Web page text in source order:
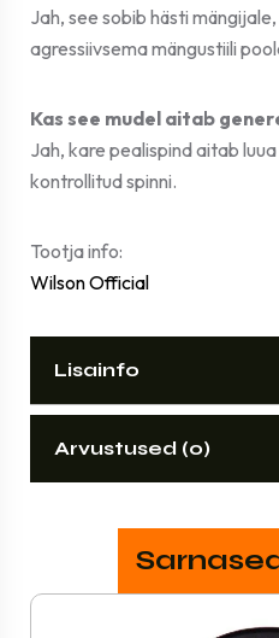
Jah, see sobib hästi
agressiivsema mängustiili
Kas see mudel aitab
Jah, kare pealispind aitab
kontrollitud spinni.
Tootja info:
Wilson Official
Lisainfo
Arvustused (0)